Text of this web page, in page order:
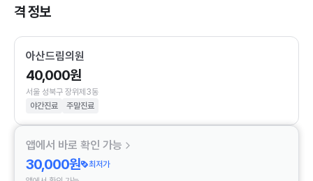
격 정보
아산드림의원
40,000원
서울 성북구 장위제3동
야간진료
주말진료
앱에서 바로 확인 가능
30,000원
최저가